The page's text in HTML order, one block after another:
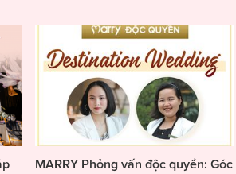
MARRY Phỏng vấn độc quyền: Góc